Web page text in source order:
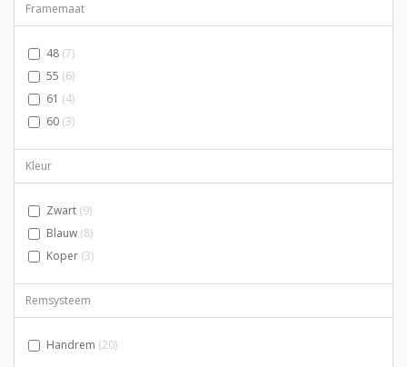
Framemaat
48 (7)
55 (6)
61 (4)
60 (3)
Kleur
Zwart (9)
Blauw (8)
Koper (3)
Remsysteem
Handrem (20)